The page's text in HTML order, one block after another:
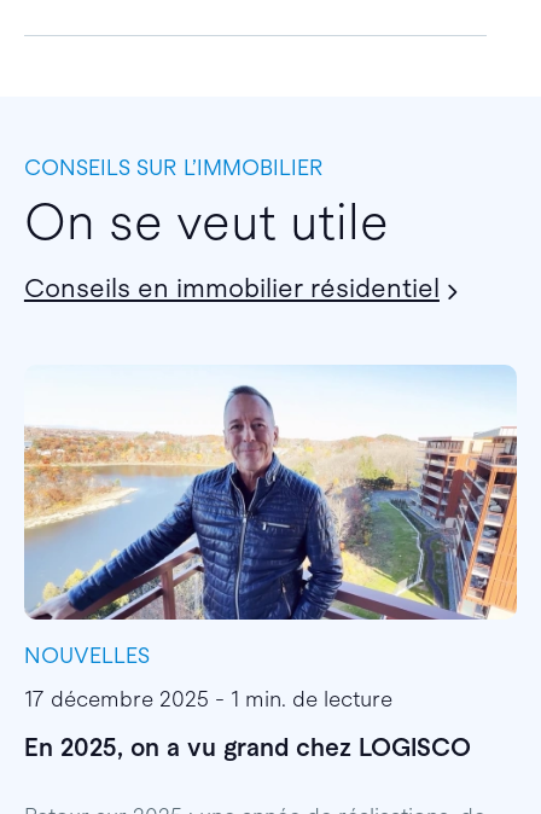
CONSEILS SUR L’IMMOBILIER
On se veut utile
Conseils en immobilier résidentiel
NOUVELLES
17 décembre 2025 - 1 min. de lecture
En 2025, on a vu grand chez LOGISCO